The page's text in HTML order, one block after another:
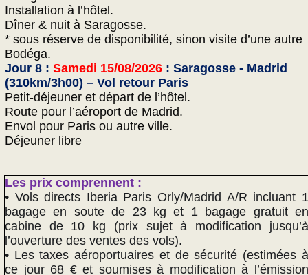
Installation à l’hôtel.
Dîner & nuit à Saragosse.
* sous réserve de disponibilité, sinon visite d’une autre
Bodéga.
Jour 8 : Samedi 15/08/2026: Saragosse - Madrid
(310km/3h00) – Vol retour Paris
Petit-déjeuner et départ de l’hôtel.
Route pour l’aéroport de Madrid.
Envol pour Paris ou autre ville.
Déjeuner libre
Les prix comprennent :
• Vols directs Iberia Paris Orly/Madrid A/R incluant 1
bagage en soute de 23 kg et 1 bagage gratuit en
cabine de 10 kg (prix sujet à modification jusqu’à
l’ouverture des ventes des vols).
• Les taxes aéroportuaires et de sécurité (estimées à
ce jour 68 € et soumises à modification à l’émission